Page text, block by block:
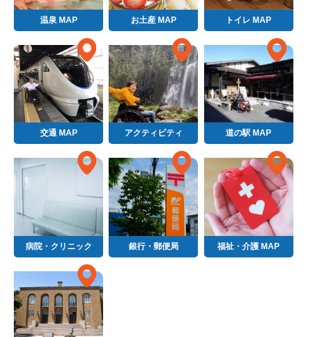
温泉 MAP お土産 MAP トイレ MAP
交通 MAP アクティビティ 道の駅 MAP
病院・クリニック 銀行・郵便局 福祉・介護 MAP